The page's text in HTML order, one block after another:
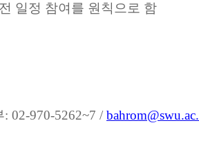
일정 참여를 원칙으로 함
: 02-970-5262~7 /